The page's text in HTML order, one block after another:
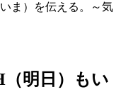
ま）を伝える。～気
明日）もい